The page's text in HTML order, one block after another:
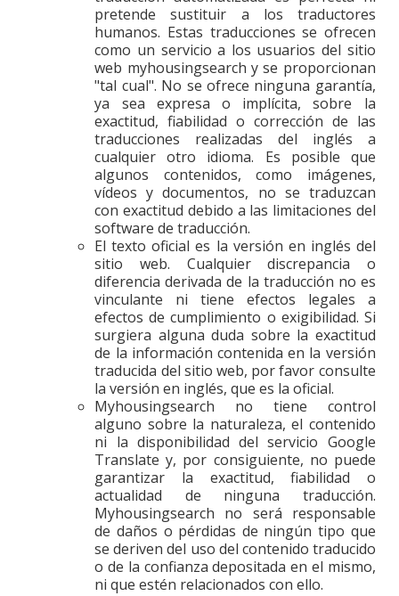
pretende sustituir a los traductores
humanos. Estas traducciones se ofrecen
como un servicio a los usuarios del sitio
web myhousingsearch y se proporcionan
"tal cual". No se ofrece ninguna garantía,
ya sea expresa o implícita, sobre la
exactitud, fiabilidad o corrección de las
traducciones realizadas del inglés a
cualquier otro idioma. Es posible que
algunos contenidos, como imágenes,
vídeos y documentos, no se traduzcan
con exactitud debido a las limitaciones del
software de traducción.
El texto oficial es la versión en inglés del
sitio web. Cualquier discrepancia o
diferencia derivada de la traducción no es
vinculante ni tiene efectos legales a
efectos de cumplimiento o exigibilidad. Si
surgiera alguna duda sobre la exactitud
de la información contenida en la versión
traducida del sitio web, por favor consulte
la versión en inglés, que es la oficial.
Myhousingsearch no tiene control
alguno sobre la naturaleza, el contenido
ni la disponibilidad del servicio Google
Translate y, por consiguiente, no puede
garantizar la exactitud, fiabilidad o
actualidad de ninguna traducción.
Myhousingsearch no será responsable
de daños o pérdidas de ningún tipo que
se deriven del uso del contenido traducido
o de la confianza depositada en el mismo,
ni que estén relacionados con ello.